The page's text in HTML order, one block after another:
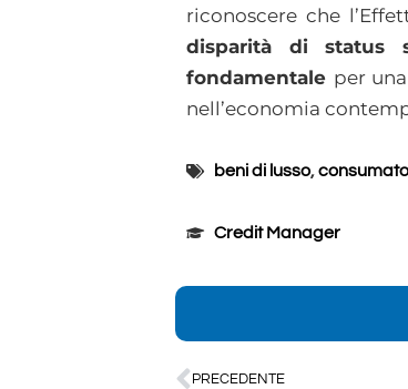
riconoscere che
disparità di status
fondamentale per
nell’economia
beni di lusso,
Credit Manager
PRECEDENTE